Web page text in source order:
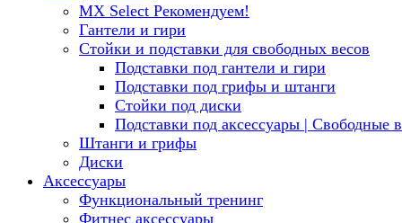
MX Select Рекомендуем!
Гантели и гири
Стойки и подставки для свободных весов
Подставки под гантели и гири
Подставки под грифы и штанги
Стойки под диски
Подставки под аксессуары | Свободные
Штанги и грифы
Диски
Аксессуары
Функциональный тренинг
Фитнес аксессуары